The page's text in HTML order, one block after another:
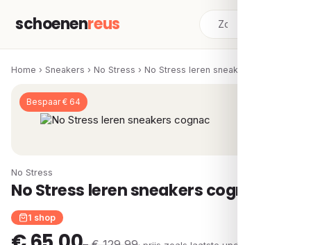
schoenenreus
Home › Sneakers › No Stress › No Stress leren sneakers cognac
Bespaar € 64
No Stress
No Stress leren sneakers cognac
1 shop